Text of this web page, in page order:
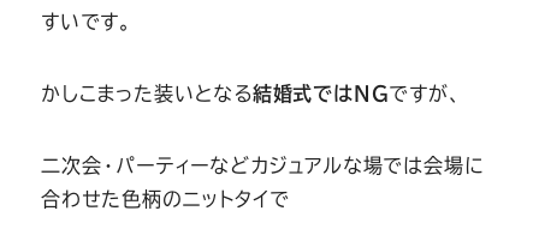
すいです。
かしこまった装いとなる結婚式ではNGですが、
二次会・パーティーなどカジュアルな場では会場に
合わせた色柄のニットタイで